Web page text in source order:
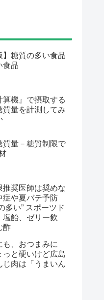
】糖質の多い食品
食品
算機』で摂取する
質量を計測してみ
質量－糖質制限で
推奨医師は奨めな
症や夏バテ予防
多い” スポーツド
塩飴、ゼリー飲
酢
も、おつまみに
っと硬いけど広島
じ肉は「うまいん